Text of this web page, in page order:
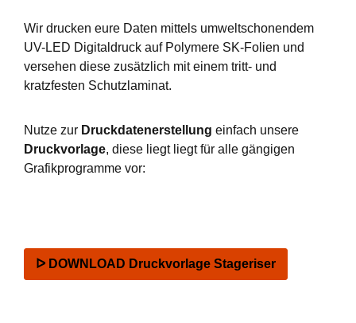
Wir drucken eure Daten mittels umweltschonendem
UV-LED Digitaldruck auf Polymere SK-Folien und
versehen diese zusätzlich mit einem tritt- und
kratzfesten Schutzlaminat.
Nutze zur Druckdatenerstellung einfach unsere
Druckvorlage, diese liegt liegt für alle gängigen
Grafikprogramme vor:
ᐅ DOWNLOAD Druckvorlage Stageriser